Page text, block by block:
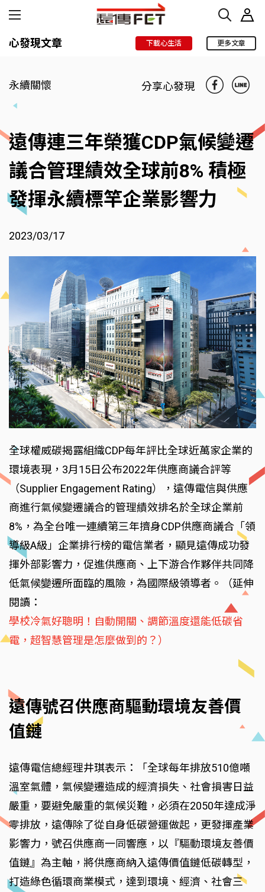
心發現文章 下載心生活 更多文章
永續關懷 分享心發現
遠傳連三年榮獲CDP氣候變遷
議合管理績效全球前8% 積極
發揮永續標竿企業影響力
2023/03/17
全球權威碳揭露組織CDP每年評比全球近萬家企業的
環境表現，3月15日公布2022年供應商議合評等
（Supplier Engagement Rating），遠傳電信與供應
商進行氣候變遷議合的管理績效排名於全球企業前
8%，為全台唯一連續第三年擠身CDP供應商議合「領
導級A級」企業排行榜的電信業者，顯見遠傳成功發
揮外部影響力，促進供應商、上下游合作夥伴共同降
低氣候變遷所面臨的風險，為國際級領導者。（延伸
閱讀：
學校冷氣好聰明！自動開關、調節溫度還能低碳省
電，超智慧管理是怎麼做到的？）
遠傳號召供應商驅動環境友善價
值鏈
遠傳電信總經理井琪表示：「全球每年排放510億噸
溫室氣體，氣候變遷造成的經濟損失、社會損害日益
嚴重，要避免嚴重的氣候災難，必須在2050年達成淨
零排放，遠傳除了從自身低碳營運做起，更發揮產業
影響力，號召供應商一同響應，以『驅動環境友善價
值鏈』為主軸，將供應商納入遠傳價值鏈低碳轉型，
打造綠色循環商業模式，達到環境、經濟、社會三